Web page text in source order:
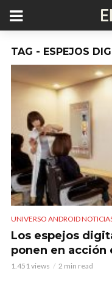
TAG - ESPEJOS
UNIVERSO ANDROID
Los espejos
ponen en acción
1.451 views 2 min read